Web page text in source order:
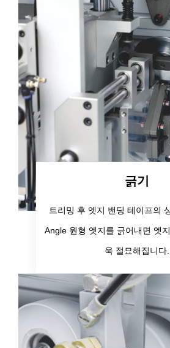
긁기
트리밍 후 엣지 밴딩 테이프의
Angle 원형 엣지를 긁어내면 엣
욱 절묘해집니다.